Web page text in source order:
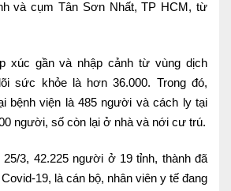
và cụm Tân Sơn Nhất, TP HCM, từ
xúc gần và nhập cảnh từ vùng dịch
sức khỏe là hơn 36.000. Trong đó,
bệnh viện là 485 người và cách ly tại
người, số còn lại ở nhà và nới cư trú.
25/3, 42.225 người ở 19 tỉnh, thành đã
19, là cán bộ, nhân viên y tế đang